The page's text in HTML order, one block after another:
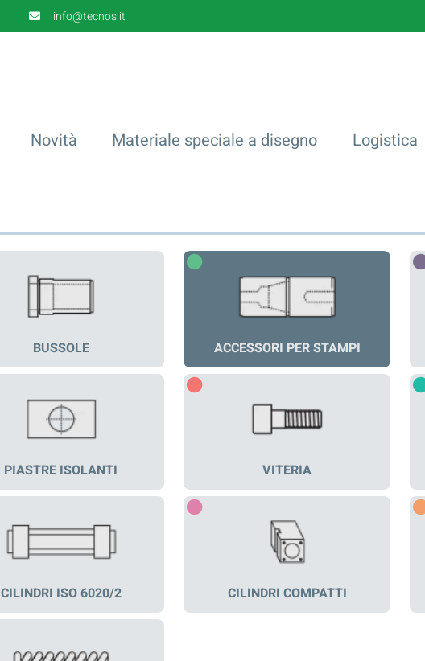
info@tecnos.it
Novità Materiale speciale a disegno Logistica
BUSSOLE ACCESSORI PER STAMPI
PIASTRE ISOLANTI VITERIA
CILINDRI ISO 6020/2 CILINDRI COMPATTI